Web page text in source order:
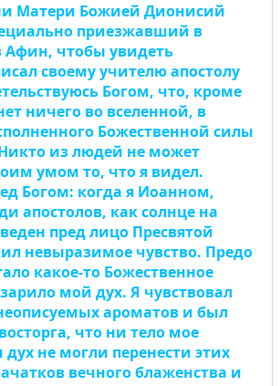
Матери Божией Дионисий
приезжавший в
Афин, чтобы увидеть
своему учителю апостолу
Богом, что, кроме
ничего во вселенной, в
Божественной силы
из людей не может
умом то, что я видел.
Богом: когда я Иоанном,
апостолов, как солнце на
пред лицо Пресвятой
невыразимое чувство. Предо
какое-то Божественное
мой дух. Я чувствовал
ароматов и был
что ни тело мое
не могли перенести этих
вечного блаженства и